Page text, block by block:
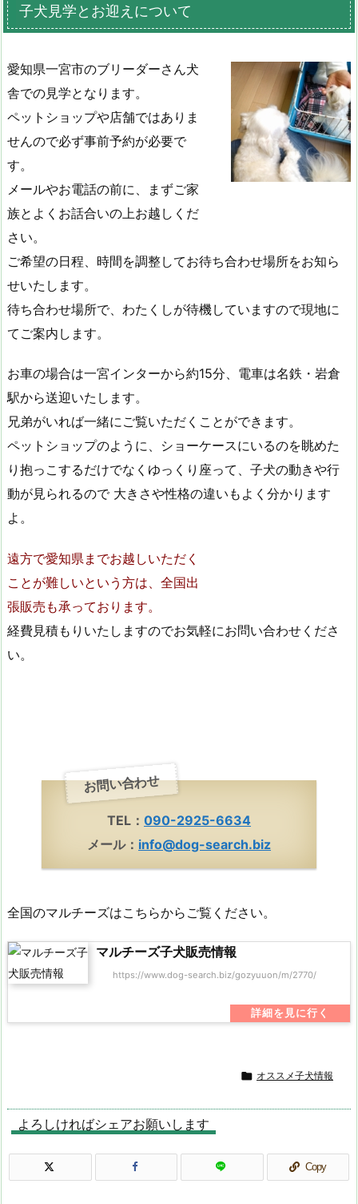
子犬見学とお迎えについて
愛知県一宮市のブリーダーさん犬
舎での見学となります。
ペットショップや店舗ではありま
せんので必ず事前予約が必要で
す。
メールやお電話の前に、まずご家
族とよくお話合いの上お越しくだ
さい。
ご希望の日程、時間を調整してお待ち合わせ場所をお知ら
せいたします。
待ち合わせ場所で、わたくしが待機していますので現地に
てご案内します。
お車の場合は一宮インターから約15分、電車は名鉄・岩倉
駅から送迎いたします。
兄弟がいれば一緒にご覧いただくことができます。
ペットショップのように、ショーケースにいるのを眺めた
り抱っこするだけでなくゆっくり座って、子犬の動きや行
動が見られるので 大きさや性格の違いもよく分かります
よ。
遠方で愛知県までお越しいただく
ことが難しいという方は、全国出
張販売も承っております。
経費見積もりいたしますのでお気軽にお問い合わせくださ
い。
お問い合わせ
TEL： 090-2925-6634
メール： info@dog-search.biz
全国のマルチーズはこちらからご覧ください。
マルチーズ子犬販売情報
https://www.dog-search.biz/gozyuuon/m/2770/
 オススメ子犬情報
よろしければシェアお願いします
Copy